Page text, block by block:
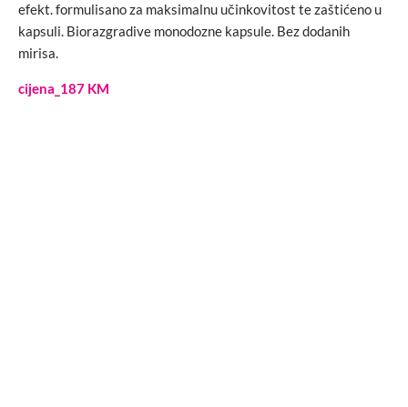
efekt. formulisano za maksimalnu učinkovitost te zaštićeno u
kapsuli. Biorazgradive monodozne kapsule. Bez dodanih
mirisa.
cijena_187 KM